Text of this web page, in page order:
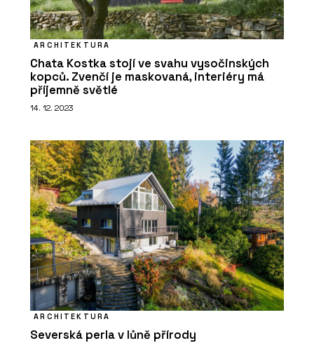
ČLÁNKY
V historickém centru Vratislavi stojí
PRODUKTY
Okenní a dveřní systém s tepelnou
ARCHITEKTURA
Chata Kostka stojí ve svahu vysočinských
kopců. Zvenčí je maskovaná, interiéry má
příjemně světlé
14. 12. 2023
ARCHITEKTURA
Severská perla v lůně přírody